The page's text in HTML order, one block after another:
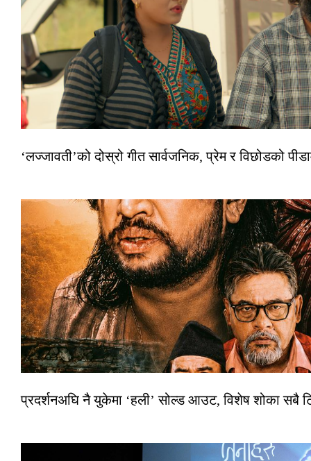
‘लज्जावती’को दोस्रो गीत सार्वजनिक, प्रेम र विछोडको
प्रदर्शनअघि नै युकेमा ‘हली’ सोल्ड आउट, विशेष शोका सबै